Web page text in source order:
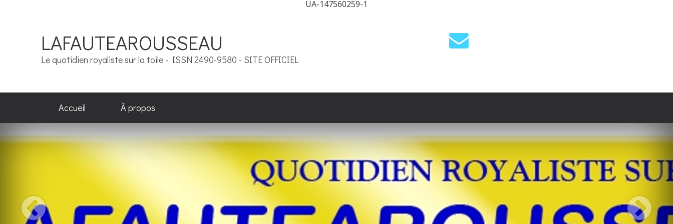
UA-147560259-1
LAFAUTEAROUSSEAU
Le quotidien royaliste sur la toile - ISSN 2490-9580 - SITE OFFICIEL
Accueil À propos